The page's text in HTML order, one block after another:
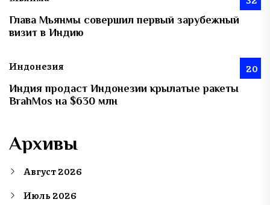
Глава Мьянмы совершил первый зарубежный
визит в Индию
Индонезия 20
Индия продаст Индонезии крылатые ракеты
BrahMos на $630 млн
Архивы
Август 2026
Июль 2026